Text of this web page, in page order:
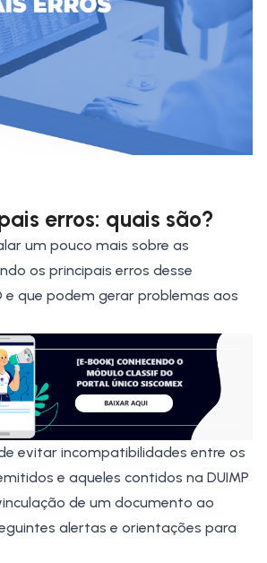
erros: quais são?
um pouco mais sobre as
os principais erros desse
e que podem gerar problemas aos
evitar incompatibilidades entre os
e aqueles contidos na DUIMP
de um documento ao
alertas e orientações para